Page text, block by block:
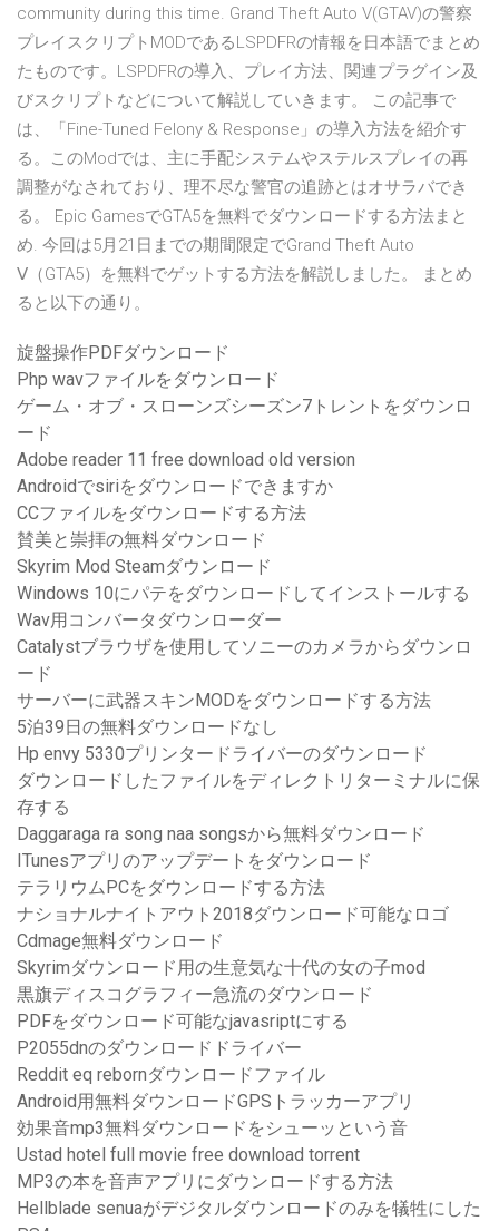
community during this time. Grand Theft Auto V(GTAV)の警察
プレイスクリプトMODであるLSPDFRの情報を日本語でまとめ
たものです。LSPDFRの導入、プレイ方法、関連プラグイン及
びスクリプトなどについて解説していきます。 この記事で
は、「Fine-Tuned Felony & Response」の導入方法を紹介す
る。このModでは、主に手配システムやステルスプレイの再
調整がなされており、理不尽な警官の追跡とはオサラバでき
る。 Epic GamesでGTA5を無料でダウンロードする方法まと
め. 今回は5月21日までの期間限定でGrand Theft Auto
Ⅴ（GTA5）を無料でゲットする方法を解説しました。 まとめ
ると以下の通り。
旋盤操作PDFダウンロード
Php wavファイルをダウンロード
ゲーム・オブ・スローンズシーズン7トレントをダウンロ
ード
Adobe reader 11 free download old version
Androidでsiriをダウンロードできますか
CCファイルをダウンロードする方法
賛美と崇拝の無料ダウンロード
Skyrim Mod Steamダウンロード
Windows 10にパテをダウンロードしてインストールする
Wav用コンバータダウンローダー
Catalystブラウザを使用してソニーのカメラからダウンロ
ード
サーバーに武器スキンMODをダウンロードする方法
5泊39日の無料ダウンロードなし
Hp envy 5330プリンタードライバーのダウンロード
ダウンロードしたファイルをディレクトリターミナルに保
存する
Daggaraga ra song naa songsから無料ダウンロード
ITunesアプリのアップデートをダウンロード
テラリウムPCをダウンロードする方法
ナショナルナイトアウト2018ダウンロード可能なロゴ
Cdmage無料ダウンロード
Skyrimダウンロード用の生意気な十代の女の子mod
黒旗ディスコグラフィー急流のダウンロード
PDFをダウンロード可能なjavasriptにする
P2055dnのダウンロードドライバー
Reddit eq rebornダウンロードファイル
Android用無料ダウンロードGPSトラッカーアプリ
効果音mp3無料ダウンロードをシューッという音
Ustad hotel full movie free download torrent
MP3の本を音声アプリにダウンロードする方法
Hellblade senuaがデジタルダウンロードのみを犠牲にした